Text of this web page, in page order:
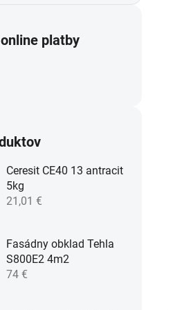
platby
Ceresit CE40 13 antracit
5kg
21,01 €
Fasádny obklad Tehla
S800E2 4m2
74 €